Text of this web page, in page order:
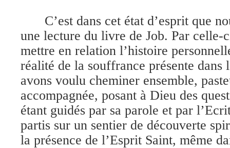
C’est dans cet état d’esprit que
une lecture du livre de Job. Par celle-
mettre en relation l’histoire
réalité de la souffrance présente dans
avons voulu cheminer ensemble,
accompagnée, posant à Dieu des
étant guidés par sa parole et par
partis sur un sentier de découverte
la présence de l’Esprit Saint, même